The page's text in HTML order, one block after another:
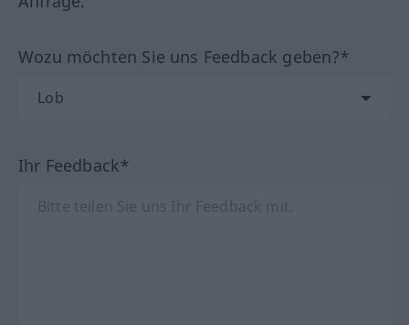
Wozu möchten Sie uns Feedback geben?*
Ihr Feedback*